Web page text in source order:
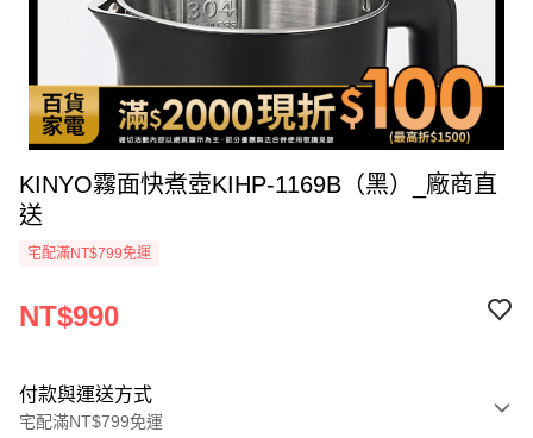
KINYO霧面快煮壺KIHP-1169B（黑）_廠商直
送
宅配滿NT$799免運
NT$990
付款與運送方式
宅配滿NT$799免運